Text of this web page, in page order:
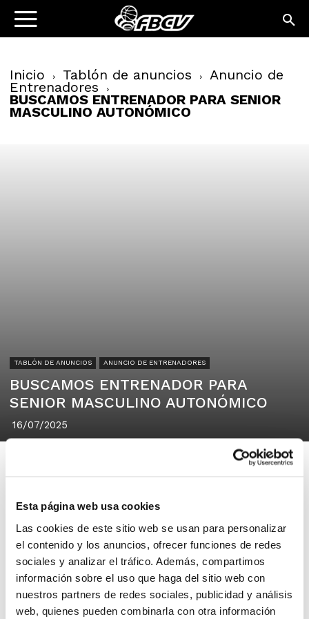
Esta página web usa cookies
Las cookies de este sitio web se usan para personalizar
el contenido y los anuncios, ofrecer funciones de redes
sociales y analizar el tráfico. Además, compartimos
información sobre el uso que haga del sitio web con
nuestros partners de redes sociales, publicidad y análisis
web, quienes pueden combinarla con otra información
Inicio Tablón de anuncios Anuncio de
Entrenadores
BUSCAMOS ENTRENADOR PARA SENIOR
MASCULINO AUTONÓMICO
TABLÓN DE ANUNCIOS ANUNCIO DE ENTRENADORES
BUSCAMOS ENTRENADOR PARA
SENIOR MASCULINO AUTONÓMICO
16/07/2025
MARISTAS VALENCIA
Valencia 46005
MARISTAS VALENCIA. Buscamos
entrenador para Senior Masculino